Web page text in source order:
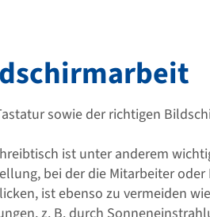
sowie der richtigen
ist unter anderem
bei der die Mitarbeiter
ist ebenso zu vermeiden